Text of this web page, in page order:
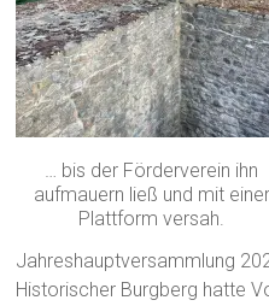
… bis der Förderverein ihn
aufmauern ließ und mit einer
Plattform versah.
Jahreshauptversammlung
Historischer Burgberg hatte